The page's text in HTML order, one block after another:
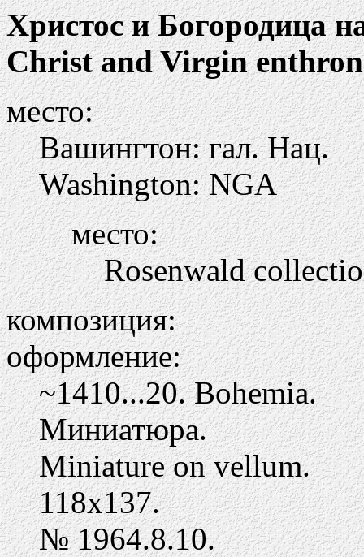
Христос и Богородица
Christ and Virgin
место:
Вашингтон: гал. Нац.
Washington: NGA
место:
Rosenwald
композиция:
оформление:
~1410...20. Bohemia.
Миниатюра.
Miniature on vellum.
118х137.
№ 1964.8.10.